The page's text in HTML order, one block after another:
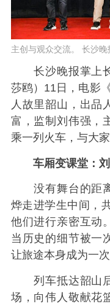
主创与观众交流。 长沙
长沙晚报掌上长
莎鸥）11日，电影
人故里韶山，出品
富，监制刘伟强，
乘一列火车，与大家
车厢变课堂：
没有舞台的距离
烨走进学生中间，
他们进行亲密互动
当历史的细节被一
让旅途本身成为一次
列车抵达韶山后
场，向伟人敬献花